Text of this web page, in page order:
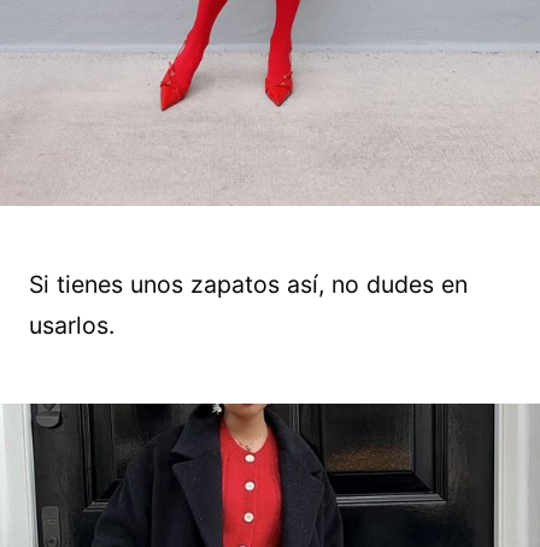
Si tienes unos zapatos así, no dudes en
usarlos.